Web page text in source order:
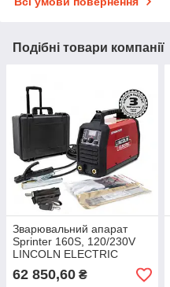
Подібні товари компанії
Зварювальний апарат
Sprinter 160S, 120/230V
LINCOLN ELECTRIC
62 850,60 ₴